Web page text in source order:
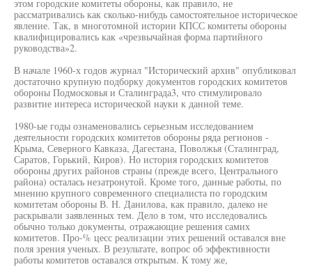
этом городские комитеты обороны, как правило, не
рассматривались как сколько-нибудь самостоятельное историческое
явление. Так, в многотомной истории КПСС комитеты обороны
квалифицировались как «чрезвычайная форма партийного
руководства»2.
В начале 1960-х годов журнал "Исторический архив" опубликовал
достаточно крупную подборку документов городских комитетов
обороны Подмосковья и Сталинграда3, что стимулировало
развитие интереса исторической науки к данной теме.
1980-ые годы ознаменовались серьезным исследованием
деятельности городских комитетов обороны ряда регионов -
Крыма, Северного Кавказа, Дагестана, Поволжья (Сталинград,
Саратов, Горький, Киров). Но история городских комитетов
обороны других районов страны (прежде всего, Центрального
района) осталась незатронутой. Кроме того, данные работы, по
мнению крупного современного специалиста по городским
комитетам обороны В. Н. Данилова, как правило, далеко не
раскрывали заявленных тем. Дело в том, что исследовались
обычно только документы, отражающие решения самих
комитетов. Про-% цесс реализации этих решений оставался вне
поля зрения ученых. В результате, вопрос об эффективности
работы комитетов оставался открытым. К тому же,